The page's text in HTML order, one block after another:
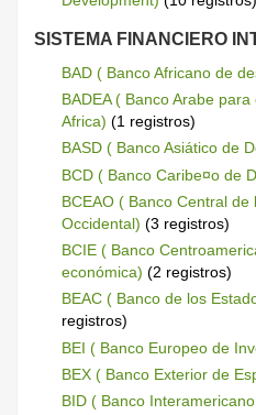
SISTEMA FINANCIERO
BAD ( Banco Africano de
BADEA ( Banco Arabe
Africa) (1 registros)
BASD ( Banco Asiático de
BCD ( Banco Caribe¤o de
BCEAO ( Banco Central de
Occidental) (3 registros)
BCIE ( Banco
económica) (2 registros)
BEAC ( Banco de los
registros)
BEI ( Banco Europeo de
BEX ( Banco Exterior de
BID ( Banco